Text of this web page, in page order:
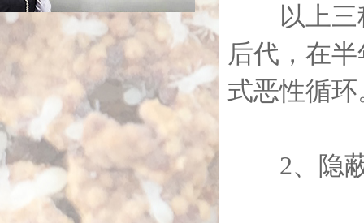
以上三种
后代，在
式恶性循环
2、隐